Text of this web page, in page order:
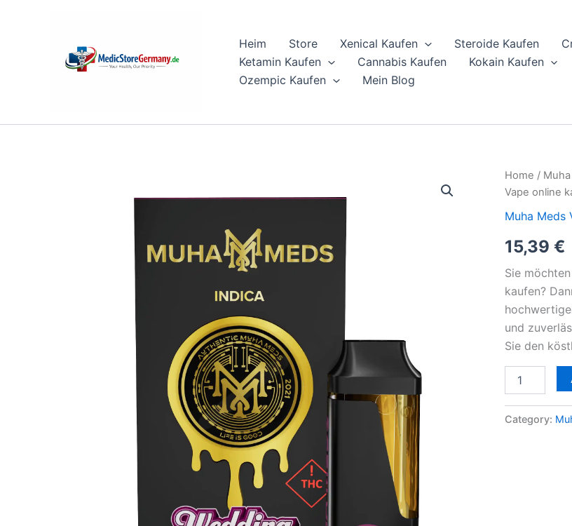
Heim Store Xenical Kaufen Steroide Kaufen
Ketamin Kaufen
Cannabis Kaufen Kokain Kaufen
Ozempic Kaufen
Mein Blog
Home /
Vape online
Muha Meds
15,39 €
Sie
kaufen?
und
Sie den
Muha
Meds
Wedding
Cake
Vape
online
kaufen
quantity
Category: